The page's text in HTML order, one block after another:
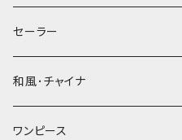
セーラー
和風･チャイナ
ワンピース